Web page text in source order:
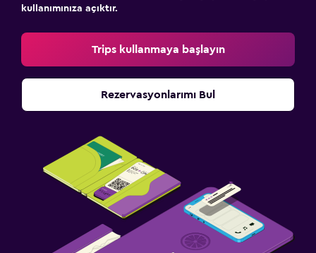
kullanımınıza açıktır.
Trips kullanmaya başlayın
Rezervasyonlarımı Bul